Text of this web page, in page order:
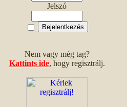
Jelszó
Nem vagy még tag?
Kattints ide, hogy regisztrálj.